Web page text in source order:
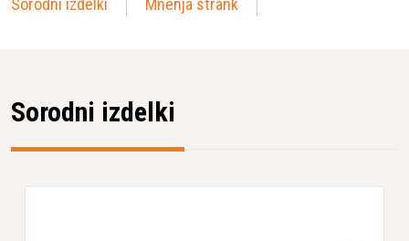
Sorodni izdelki Mnenja strank
Sorodni izdelki